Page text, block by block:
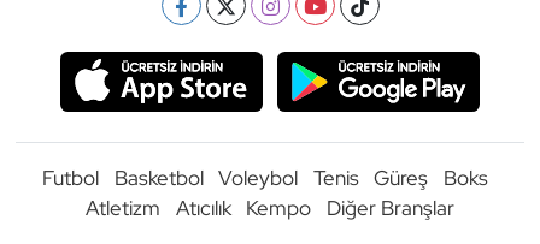
Futbol Basketbol Voleybol Tenis Güreş
Boks
Atletizm
Atıcılık Kempo Diğer Branşlar